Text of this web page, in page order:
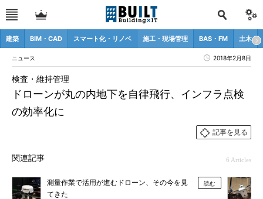
建築 BIM・CAD スマート化・リノベ 施工・現場管理 BAS・FM 土木
ニュース 2018年2月8日
ドローンが丸の内地下を自律飛行、インフラ点検
の効率化に
検査・維持管理
記事を見る
関連記事 6 Articles
測量作業で活用が進むドローン、その今を見
てきた
読む